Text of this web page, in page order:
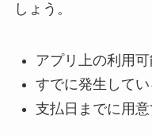
しょう。
アプリ上の利用可
すでに発生して
支払日までに用